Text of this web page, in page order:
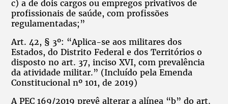
c) a de dois cargos ou empregos privativos de
profissionais de saúde, com profissões
regulamentadas;”
Art. 42, § 3º: “Aplica-se aos militares dos
Estados, do Distrito Federal e dos Territórios o
disposto no art. 37, inciso XVI, com prevalência
da atividade militar.” (Incluído pela Emenda
Constitucional nº 101, de 2019)
A PEC 169/2019 prevê alterar a alínea “b” do art.